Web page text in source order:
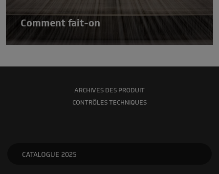
Comment fait-on
ARCHIVES DES PRODUIT
CONTRÔLES TECHNIQUES
CATALOGUE 2025